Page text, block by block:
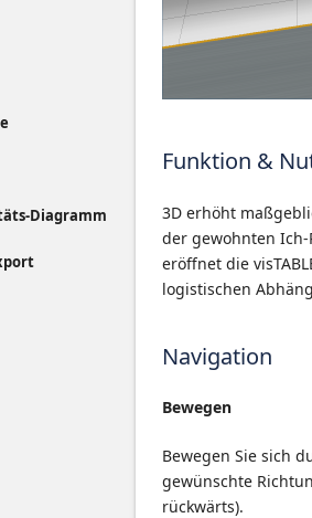
Diagramm
Funktion &
3D erhöht
der gewohnten
eröffnet die
logistischen
Navigation
Bewegen
Bewegen Sie sich
gewünschte
rückwärts).